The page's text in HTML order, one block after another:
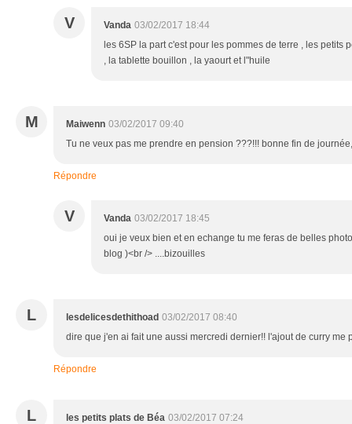
V Vanda 03/02/2017 18:44
les 6SP la part c'est pour les pommes de terre , les petits
, la tablette bouillon , la yaourt et l"huile
M Maiwenn 03/02/2017 09:40
Tu ne veux pas me prendre en pension ???!!! bonne fin de
Répondre
V Vanda 03/02/2017 18:45
oui je veux bien et en echange tu me feras de belles
blog )<br /> ....bizouilles
L lesdelicesdethithoad 03/02/2017 08:40
dire que j'en ai fait une aussi mercredi dernier!! l'ajout de curry me
Répondre
L les petits plats de Béa 03/02/2017 07:24